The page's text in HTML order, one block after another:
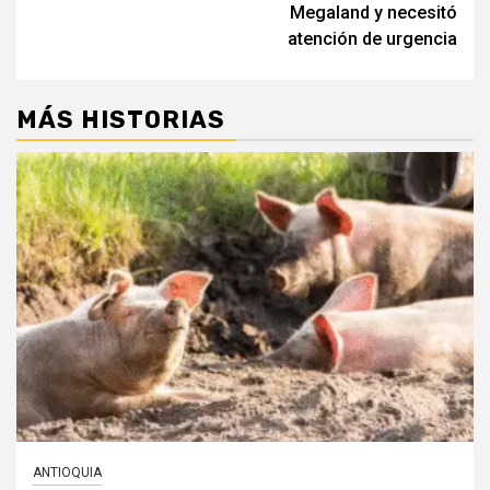
Megaland y necesitó
atención de urgencia
MÁS HISTORIAS
ANTIOQUIA